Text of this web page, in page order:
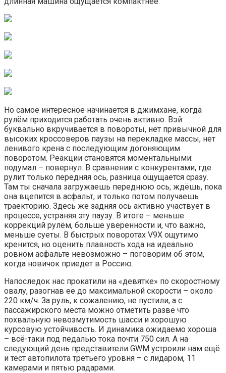
Но самое интересное начинается в джимхане, когда
рулём приходится работать очень активно. Вэй
буквально вкручивается в повороты, нет привычной для
высоких кроссоверов паузы на перекладке массы, нет
ленивого крена с последующим догоняющим
поворотом. Реакции становятся моментальными:
подумал – повернул. В сравнении с конкурентами, где
рулит только передняя ось, разница ощущается сразу.
Там ты сначала загружаешь переднюю ось, ждёшь, пока
она вцепится в асфальт, и только потом получаешь
траекторию. Здесь же задняя ось активно участвует в
процессе, устраняя эту паузу. В итоге – меньше
коррекций рулём, больше уверенности и, что важно,
меньше суеты. В быстрых поворотах V9X ощутимо
кренится, но оценить плавность хода на идеально
ровном асфальте невозможно – поговорим об этом,
когда новичок приедет в Россию.
Напоследок нас прокатили на «девятке» по скоростному
овалу, разогнав её до максимальной скорости – около
220 км/ч. За руль, к сожалению, не пустили, а с
пассажирского места можно отметить разве что
похвальную невозмутимость шасси и хорошую
курсовую устойчивость. И динамика ожидаемо хороша
– всё-таки под педалью тока почти 750 сил. А на
следующий день представители GWM устроили нам ещё
и тест автопилота третьего уровня – с лидаром, 11
камерами и пятью радарами.